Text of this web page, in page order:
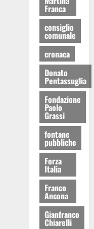
Franca
consiglio
comunale
cronaca
Donato
Pentassuglia
Fondazione
Paolo
Grassi
fontane
pubbliche
Forza
Italia
Franco
Ancona
Gianfranco
Chiarelli